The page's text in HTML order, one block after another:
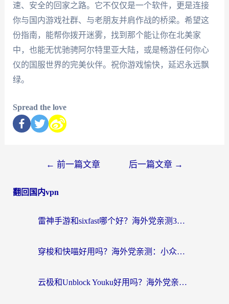
速、安全的回家之路。它不仅仅是一个软件，更是连接
你与国内游戏社群、与老朋友并肩作战的桥梁。希望这
份指南，能帮你拨开迷雾，找到那个能让你在北美家
中，也能无忧驰骋阿尔特里亚大陆，或是畅游任何你心
仪的国服世界的完美伙伴。祝你游戏愉快，延迟永远飘
绿。
Spread the love
← 前一篇文章 后一篇文章 →
翻回国内vpn
雷神手游和sixfast哪个好？海外党亲测3款回国加速器，教你选对不踩坑
穿梭和快喵好用吗？海外党亲测：小众加速器对比+番茄加速器深度体验
云极和Unblock Youku好用吗？海外党亲测+2026回国加速器避坑指南